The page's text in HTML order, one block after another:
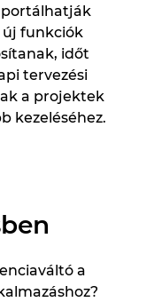
új funkciók
időt
tervezési
a projektek
kezeléséhez.
a